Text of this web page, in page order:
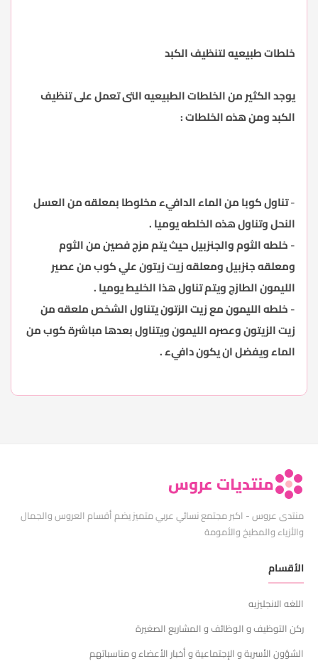
خلطات طبيعيه لتنظيف الكبد
يوجد الكثير من الخلطات الطبيعيه التى تعمل على تنظيف
الكبد ومن هذه الخلطات :
-تناول كوبا من الماء الدافيء مخلوطا بمعلقه من العسل
النحل وتناول هذه الخلطه يوميا .
-خلطه الثوم والجنزبيل حيث يتم مزج فصين من الثوم
ومعلقه جنزبيل ومعلقه زيت زيتون علي كوب من عصير
الليمون الطازج ويتم تناول هذا الخليط يوميا .
-خلطه الليمون مع زيت الزتون يتناول الشخص ملعقه من
زيت الزيتون وعصره الليمون ويتناول بعدها مباشرة كوب من
الماء ويفضل ان يكون دافيء .
منتديات عروس
منتدى عروس - اكبر مجتمع نسائي عربي متميز يضم أقسام العروس والجمال
والأزياء والمطبخ والأمومة
الأقسام
اللغه الانجليزيه
ركن التوظيف و الوظائف و المشاريع الصغيرة
الشؤون الأسرية و الإجتماعية و أخبار الأعضاء و مناسباتهم